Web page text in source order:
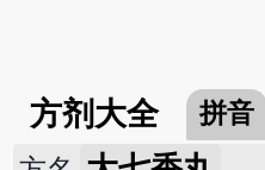
方剂大全 拼音